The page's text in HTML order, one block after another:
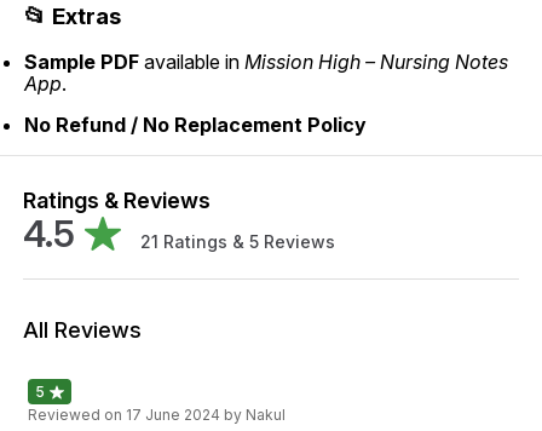
📂 Extras
Sample PDF available in Mission High – Nursing Notes
App.
No Refund / No Replacement Policy
Ratings & Reviews
4.5 21 Ratings & 5 Reviews
All Reviews
5
Reviewed on 17 June 2024 by Nakul